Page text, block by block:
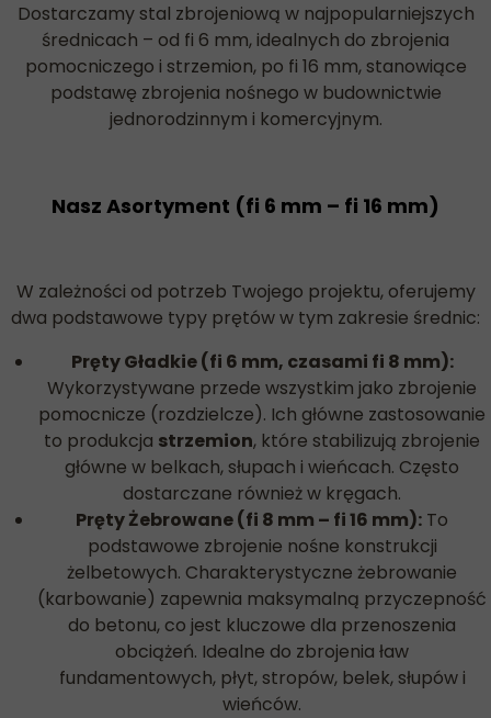
Dostarczamy stal zbrojeniową w najpopularniejszych
średnicach – od fi 6 mm, idealnych do zbrojenia
pomocniczego i strzemion, po fi 16 mm, stanowiące
podstawę zbrojenia nośnego w budownictwie
jednorodzinnym i komercyjnym.
Nasz Asortyment (fi 6 mm – fi 16 mm)
W zależności od potrzeb Twojego projektu, oferujemy
dwa podstawowe typy prętów w tym zakresie średnic:
Pręty Gładkie (fi 6 mm, czasami fi 8 mm):
Wykorzystywane przede wszystkim jako zbrojenie
pomocnicze (rozdzielcze). Ich główne zastosowanie
to produkcja strzemion, które stabilizują zbrojenie
główne w belkach, słupach i wieńcach. Często
dostarczane również w kręgach.
Pręty Żebrowane (fi 8 mm – fi 16 mm): To
podstawowe zbrojenie nośne konstrukcji
żelbetowych. Charakterystyczne żebrowanie
(karbowanie) zapewnia maksymalną przyczepność
do betonu, co jest kluczowe dla przenoszenia
obciążeń. Idealne do zbrojenia ław
fundamentowych, płyt, stropów, belek, słupów i
wieńców.